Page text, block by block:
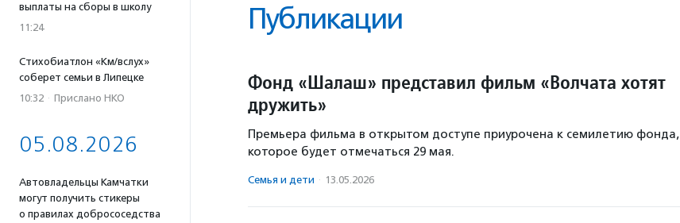
выплаты на сборы в школу
11:24
Стихобиатлон «Км/вслух»
соберет семьи в Липецке
10:32 · Прислано НКО
05.08.2026
Автовладельцы Камчатки
могут получить стикеры
о правилах добрососедства
Публикации
Фонд «Шалаш» представил фильм «Волчата хотят
дружить»
Премьера фильма в открытом доступе приурочена к семилетию фонда,
которое будет отмечаться 29 мая.
Семья и дети · 13.05.2026